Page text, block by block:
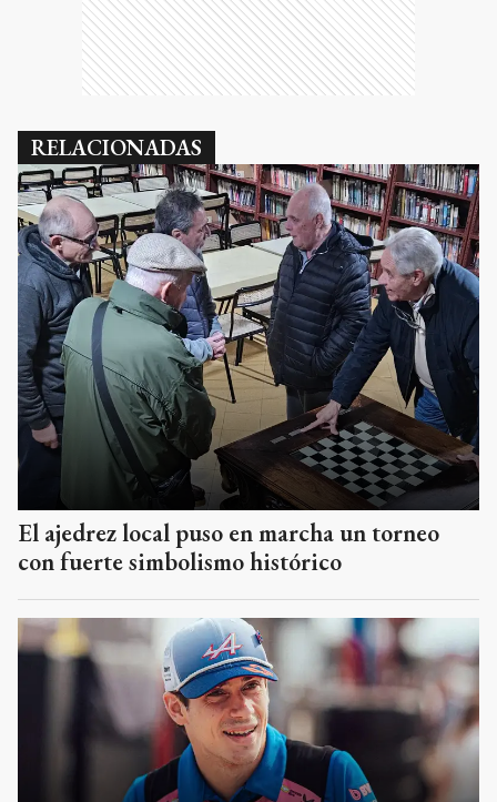
RELACIONADAS
El ajedrez local puso en marcha un torneo
con fuerte simbolismo histórico